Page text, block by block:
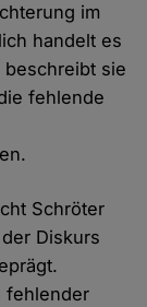
im
handelt es
sie
fehlende
Schröter
Diskurs
fehlender